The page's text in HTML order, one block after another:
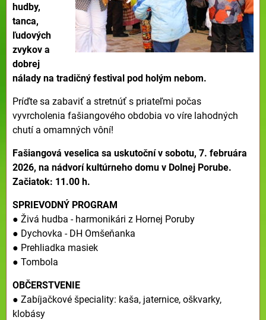
hudby,
tanca,
ľudových
zvykov a
dobrej
nálady na tradičný festival pod holým nebom.
Príďte sa zabaviť a stretnúť s priateľmi počas
vyvrcholenia fašiangového obdobia vo víre lahodných
chutí a omamných vôní!
Fašiangová veselica sa uskutoční v sobotu, 7. februára
2026, na nádvorí kultúrneho domu v Dolnej Porube.
Začiatok: 11.00 h.
SPRIEVODNÝ PROGRAM
● Živá hudba - harmonikári z Hornej Poruby
● Dychovka - DH Omšeňanka
● Prehliadka masiek
● Tombola
OBČERSTVENIE
● Zabíjačkové špeciality: kaša, jaternice, oškvarky,
klobásy